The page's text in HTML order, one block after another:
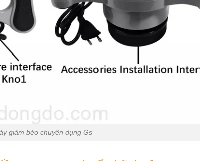
giảm béo chuyên dụng Gs